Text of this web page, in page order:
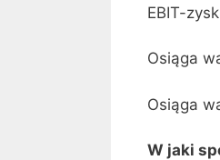
EBIT-
Osiąga
Osiąga
W jaki